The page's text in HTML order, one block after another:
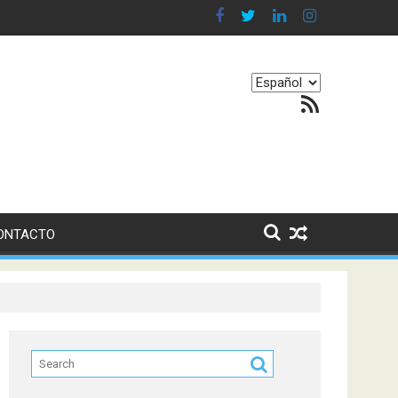
nuestro equilibrio emocional
Elegir
Feed RSS